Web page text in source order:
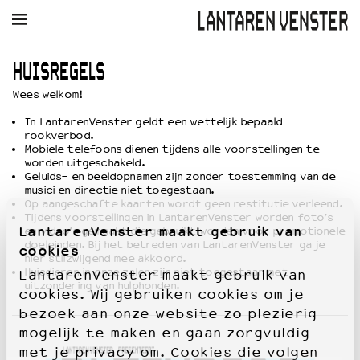
LantarenVenster maakt gebruik van
cookies
LantarenVenster maakt gebruik van
cookies. Wij gebruiken cookies om je
bezoek aan onze website zo plezierig
mogelijk te maken en gaan zorgvuldig
met je privacy om. Cookies die volgen
AGENDA FILM
Winkelmandje
Zoek
PLAN JE BEZOEK
Openingstijden & contact
Bereikbaarheid
Kaartverkoop
EDUCATIE
Schoolvoorstellingen
Filmprogramma’s Primair Onderwijs
Filmprogramma’s VO/MBO
Speciale educatieprogramma’s
HUISREGELS
Wees welkom!
In LantarenVenster geldt een wettelijk bepaald
rookverbod.
Mobiele telefoons dienen tijdens alle voorstellingen te
worden uitgeschakeld.
Geluids- en beeldopnamen zijn zonder toestemming van de
musici en directie niet toegestaan.
Op aangeschafte kaarten wordt geen restitutie verleend.
Tijdens voorstellingen in LantarenVenster worden foto’s
en video’s gemaakt die gebruikt worden voor promotionele
doeleinden. Bij het betreden van LantarenVenster ga je
hier stilzwijgend mee akkoord.
Huisdieren in onze zalen zijn niet toegestaan met
uitzondering van hulphonden.